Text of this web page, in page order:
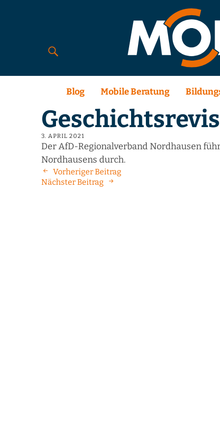
Blog Mobile Beratung
3. APRIL 2021
Der AfD-Regionalverband Nordhausen
Nordhausens durch.
Vorheriger Beitrag
Nächster Beitrag